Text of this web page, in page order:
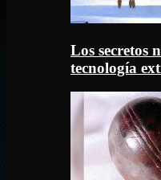
Los secretos
tecnología